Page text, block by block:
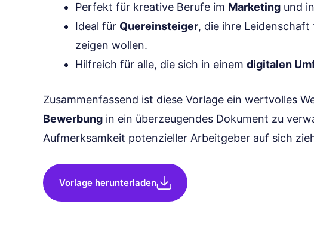
Perfekt für kreative Berufe im Marketing und
Ideal für Quereinsteiger, die ihre
zeigen wollen.
Hilfreich für alle, die sich in einem digitalen
Zusammenfassend ist diese Vorlage ein wertvolles
Bewerbung in ein überzeugendes Dokument zu
Aufmerksamkeit potenzieller Arbeitgeber auf sich
Vorlage herunterladen